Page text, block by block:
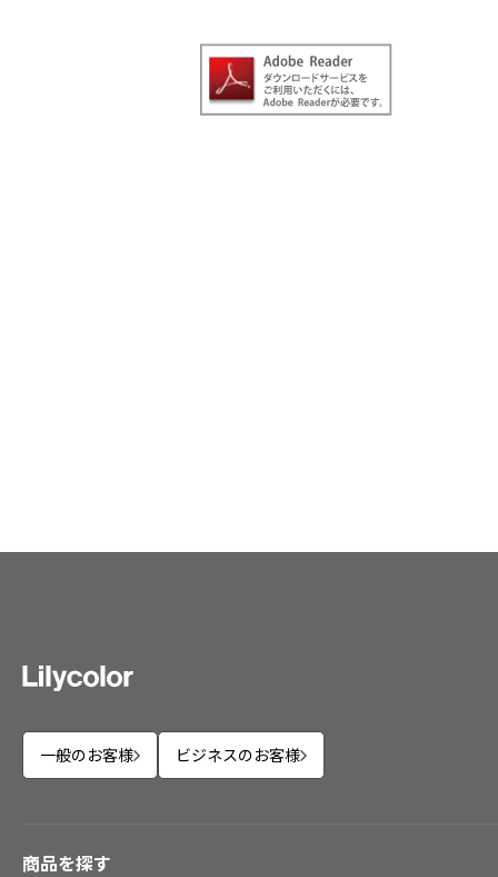
新築戸建・マンション
ショールーム
東京ショールーム
一般のお客様 ビジネスのお客様
商品を探す